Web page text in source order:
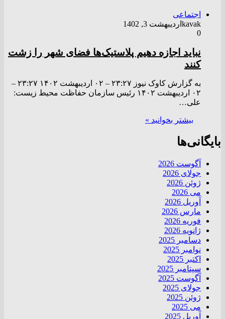
اجتماعی
kavak اردیبهشت 3, 1402
0
نباید اجازه دهیم پلاستیک‌ها فضای شهر را زشت
کنند
به گزارش کاوک نیوز ۲۳:۲۷ – ۰۲ ارديبهشت ۱۴۰۲ ۲۳:۲۷ –
۰۲ ارديبهشت ۱۴۰۲ رئیس سازمان حفاظت محیط زیست:
علی…
بیشتر بخوانید »
بایگانی‌ها
آگوست 2026
جولای 2026
ژوئن 2026
می 2026
آوریل 2026
مارس 2026
فوریه 2026
ژانویه 2026
دسامبر 2025
نوامبر 2025
اکتبر 2025
سپتامبر 2025
آگوست 2025
جولای 2025
ژوئن 2025
می 2025
آوریل 2025